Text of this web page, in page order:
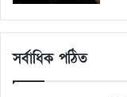
সর্বাধিক পঠিত